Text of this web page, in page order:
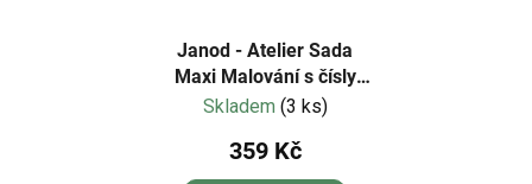
Janod - Atelier Sada
Maxi Malování s čísly
Dinosauři
Skladem (3 ks)
359 Kč